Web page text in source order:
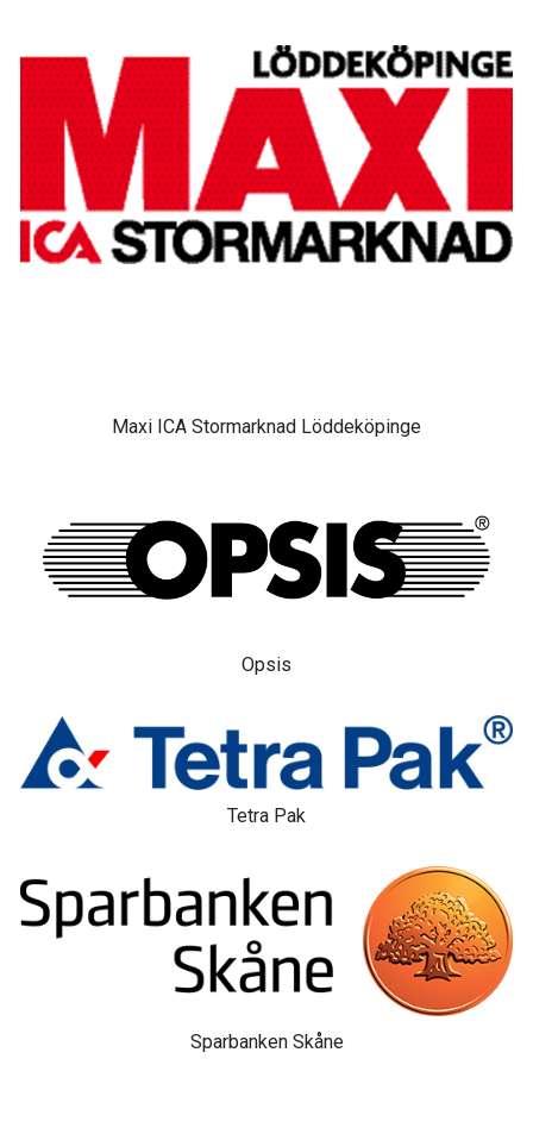
Maxi ICA Stormarknad Löddeköpinge
Opsis
Tetra Pak
Sparbanken Skåne